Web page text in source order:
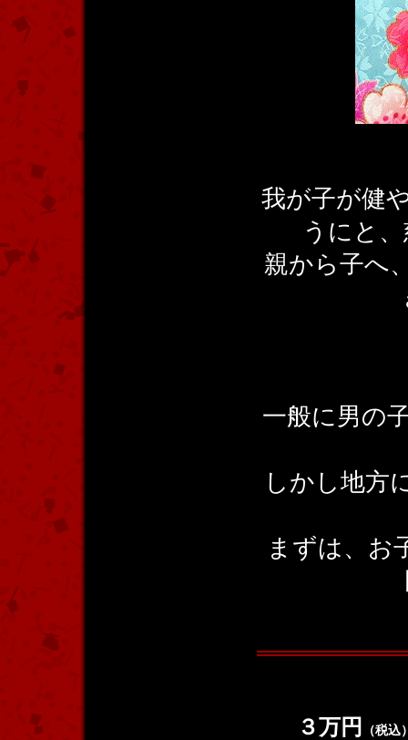
我が子が健
うにと
親から子へ
一般に男の
しかし地方
まずは、お
３万円 （税込